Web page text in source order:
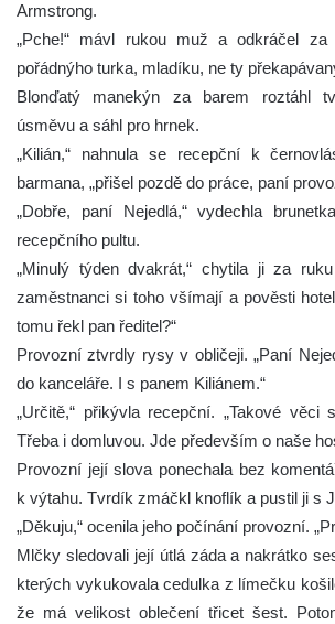
Armstrong.
„Pche!“ mávl rukou muž a odkráčel za
pořádnýho turka, mladíku, ne ty
Blonďatý manekýn za barem roztáhl
úsměvu a sáhl pro hrnek.
„Kilián,“ nahnula se recepční k
barmana, „přišel pozdě do práce, paní
„Dobře, paní Nejedlá,“ vydechla
recepčního pultu.
„Minulý týden dvakrát,“ chytila ji za
zaměstnanci si toho všímají a pověsti
tomu řekl pan ředitel?“
Provozní ztvrdly rysy v obličeji. „Paní
do kanceláře. I s panem Kiliánem.“
„Určitě,“ přikývla recepční. „Takové věci
Třeba i domluvou. Jde především o naše
Provozní její slova ponechala bez
k výtahu. Tvrdík zmáčkl knoflík a pustil ji s
„Děkuju,“ ocenila jeho počínání provozní.
Mlčky sledovali její útlá záda a nakrátko
kterých vykukovala cedulka z límečku
že má velikost oblečení třicet šest.